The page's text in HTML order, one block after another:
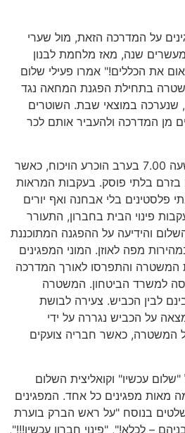
על המדרכה הזאת, מול שערי
שנה, מאז מלחמת לבנון
את הכללים!" אמרו פעילי שלום
בתחילת הפגנת המחאה נגד
שנערכה במוצאי שבת. השוטרים
מן המדרכה ולהעביר אותם לכר
תוך מספר דקות לאחר השעה 7.00 בערב הוכרע הויכוח, כאשר
בזרם בלתי פוסק. בעקבות המראות
פלסטינים בלי אבחנה ואף יורים
פינוי הבית בחברון, התעורר
והידיעה על ההפגנה המתוכננת
6.12 עברה במהירות מפה לאוזן. המוני המפגינים
המשטרה והתפרסו לאורך המדרכה
למשרד הביטחון. המשטרה
לבין הכביש. צעירה לבושת
על הכביש נגררה על ידי
המשטרה, כאשר חבריה צועקים
עכשיו" וקואליצית השלום
מאות מפגינים כל אחד. המפגינים
שלטים בנוסח "על ראש הברק בוערת
– לכלא!", "פינוי חברון עכשיו!!!",